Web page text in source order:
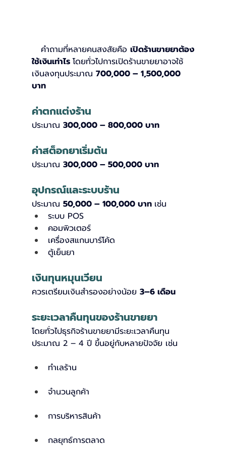
   คำถามที่หลายคนสงสัยคือ
เปิดร้านขายยาต้อง
ใช้เงินเท่าไร โดยทั่วไปการเปิดร้านขายยาอาจใช้
เงินลงทุนประมาณ 700,000 – 1,500,000
บาท
ค่าตกแต่งร้าน
ประมาณ 300,000 – 800,000 บาท
ค่าสต็อกยาเริ่มต้น
ประมาณ 300,000 – 500,000 บาท
อุปกรณ์และระบบร้าน
ประมาณ 50,000 – 100,000 บาท เช่น
ระบบ POS
คอมพิวเตอร์
เครื่องสแกนบาร์โค้ด
ตู้เย็นยา
เงินทุนหมุนเวียน
ควรเตรียมเงินสำรองอย่างน้อย 3–6 เดือน
ระยะเวลาคืนทุนของร้านขายยา
โดยทั่วไปธุรกิจร้านขายยามีระยะเวลาคืนทุน
ประมาณ 2 – 4 ปี ขึ้นอยู่กับหลายปัจจัย เช่น
ทำเลร้าน
จำนวนลูกค้า
การบริหารสินค้า
กลยุทธ์การตลาด